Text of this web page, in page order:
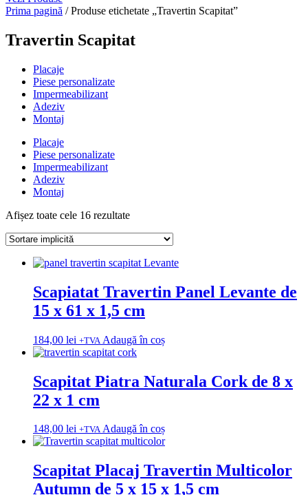
Prima pagină / Produse etichetate „Travertin Scapitat”
Travertin Scapitat
Placaje
Piese personalizate
Impermeabilizant
Adeziv
Montaj
Placaje
Piese personalizate
Impermeabilizant
Adeziv
Montaj
Afișez toate cele 16 rezultate
Scapiatat Travertin Panel Levante de
15 x 61 x 1,5 cm
184,00 lei +TVA Adaugă în coș
Scapitat Piatra Naturala Cork de 8 x
22 x 1 cm
148,00 lei +TVA Adaugă în coș
Scapitat Placaj Travertin Multicolor
Autumn de 5 x 15 x 1,5 cm